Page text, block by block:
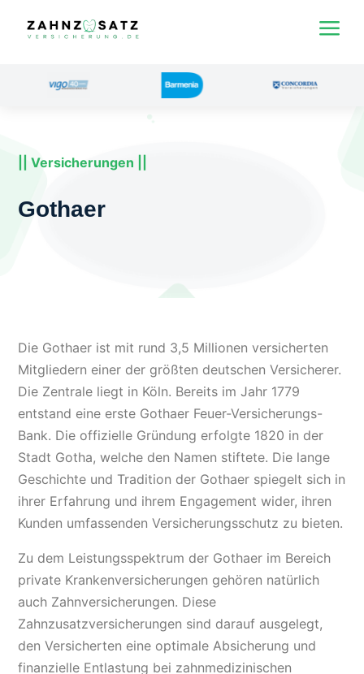
a
|| Versicherungen ||
Gothaer
Die Gothaer ist mit rund 3,5 Millionen versicherten
Mitgliedern einer der größten deutschen Versicherer.
Die Zentrale liegt in Köln. Bereits im Jahr 1779
entstand eine erste Gothaer Feuer-Versicherungs-
Bank. Die offizielle Gründung erfolgte 1820 in der
Stadt Gotha, welche den Namen stiftete. Die lange
Geschichte und Tradition der Gothaer spiegelt sich in
ihrer Erfahrung und ihrem Engagement wider, ihren
Kunden umfassenden Versicherungsschutz zu bieten.
Zu dem Leistungsspektrum der Gothaer im Bereich
private Krankenversicherungen gehören natürlich
auch Zahnversicherungen. Diese
Zahnzusatzversicherungen sind darauf ausgelegt,
den Versicherten eine optimale Absicherung und
finanzielle Entlastung bei zahnmedizinischen